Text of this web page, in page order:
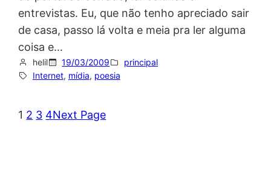
entrevistas. Eu, que não tenho apreciado sair
de casa, passo lá volta e meia pra ler alguma
coisa e…
helil 19/03/2009
principal
Internet, mídia, poesia
1 2 3 4Next Page